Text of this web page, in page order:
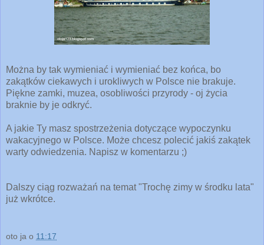
Można by tak wymieniać i wymieniać bez końca, bo
zakątków ciekawych i urokliwych w Polsce nie brakuje.
Piękne zamki, muzea, osobliwości przyrody - oj życia
braknie by je odkryć.
A jakie Ty masz spostrzeżenia dotyczące wypoczynku
wakacyjnego w Polsce. Może chcesz polecić jakiś zakątek
warty odwiedzenia. Napisz w komentarzu ;)
Dalszy ciąg rozważań na temat "Trochę zimy w środku lata"
już wkrótce.
oto ja o 11:17